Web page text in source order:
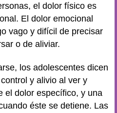
el dolor físico es
El dolor emocional
vago y difícil de precisar
o de aliviar.
los adolescentes dicen
y alivio al ver y
el dolor específico, y una
éste se detiene. Las